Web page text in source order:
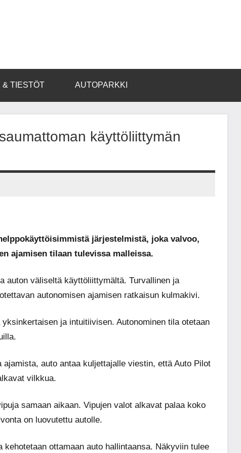
& TIESTÖT AUTOPARKKI
käyttöliittymän
järjestelmistä, joka valvoo,
ajamisen tilaan tulevissa malleissa.
auton väliseltä käyttöliittymältä. Turvallinen ja
autonomisen ajamisen ratkaisun kulmakivi.
ja intuitiivisen. Autonominen tila otetaan
auto antaa kuljettajalle viestin, että Auto Pilot
vilkkua.
samaan aikaan. Vipujen valot alkavat palaa koko
on luovutettu autolle.
ottamaan auto hallintaansa. Näkyviin tulee